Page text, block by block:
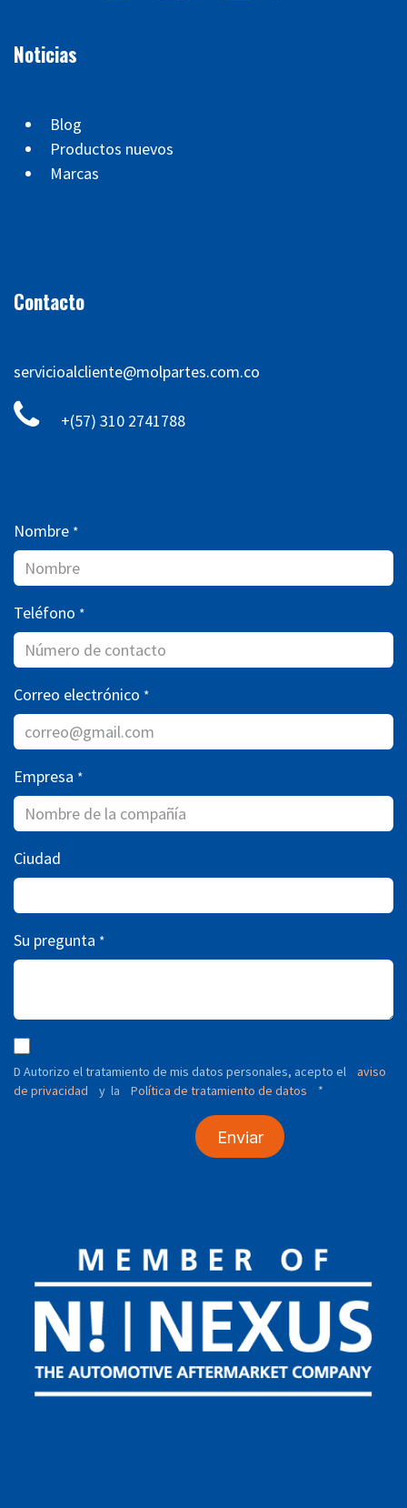
Noticias
Blog
Productos nuevos
Marcas
Contacto
servicioalcliente@molpartes.com.co
+(57) 310 2741788
Nombre *
Teléfono *
Correo electrónico *
Empresa *
Ciudad
Su pregunta *
D Autorizo ​​el tratamiento de mis datos personales, acepto el
aviso
de privacidad
y la Política de tratamiento de datos *
Enviar